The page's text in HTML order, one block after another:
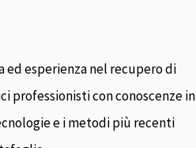
ed esperienza nel recupero di
professionisti con conoscenze in
e i metodi più recenti